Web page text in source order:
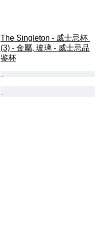
The Singleton - 威士忌杯
(3) - 金屬, 玻璃 - 威士忌品
鉴杯